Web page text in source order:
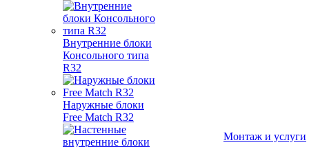
Внутренние блоки
Консольного типа
R32
Наружные блоки
Free Match R32
Монтаж и услуги